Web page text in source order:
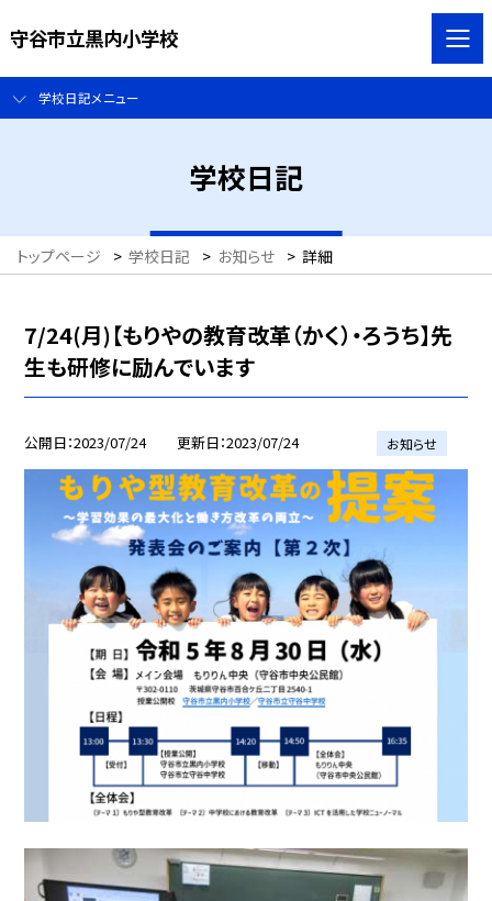
守谷市立黒内小学校
学校日記メニュー
学校日記
トップページ > 学校日記 > お知らせ > 詳細
7/24(月)【もりやの教育改革（かく）・ろうち】先
生も研修に励んでいます
公開日 2023/07/24 更新日 2023/07/24 お知らせ